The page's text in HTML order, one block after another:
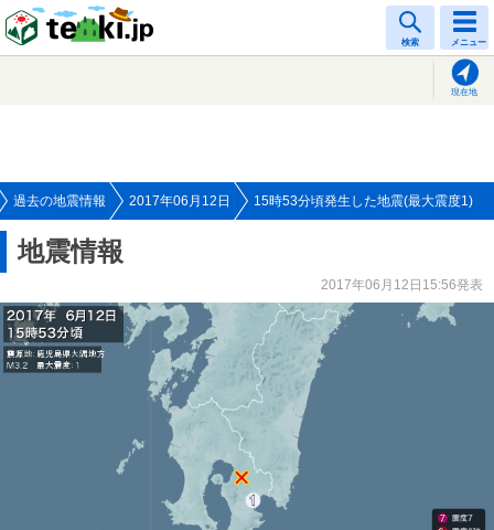
検索 メニュー
現在地
過去の地震情報 2017年06月12日 15時53分頃発生した地震(最大震度1)
地震情報
2017年06月12日15:56発表